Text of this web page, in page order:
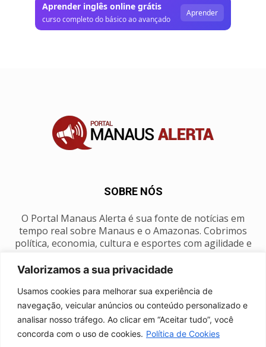
Valorizamos a sua privacidade
Usamos cookies para melhorar sua experiência de
navegação, veicular anúncios ou conteúdo personalizado e
analisar nosso tráfego. Ao clicar em “Aceitar tudo”, você
concorda com o uso de cookies. Política de Cookies
Aprender inglês online grátis
curso completo do básico ao avançado
Aprender
SOBRE NÓS
O Portal Manaus Alerta é sua fonte de notícias em
tempo real sobre Manaus e o Amazonas. Cobrimos
política, economia, cultura e esportes com agilidade e
SIGA-NOS